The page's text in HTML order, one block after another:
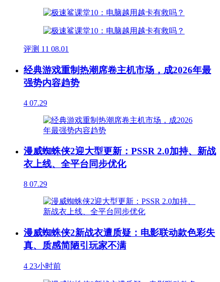
评测 11 08.01
经典游戏重制热潮席卷主机市场，成2026年最
强势内容趋势
4 07.29
漫威蜘蛛侠2迎大型更新：PSSR 2.0加持、新战
衣上线、全平台同步优化
8 07.29
漫威蜘蛛侠2新战衣遭质疑：电影联动款色彩失
真、质感简陋引玩家不满
4 23小时前